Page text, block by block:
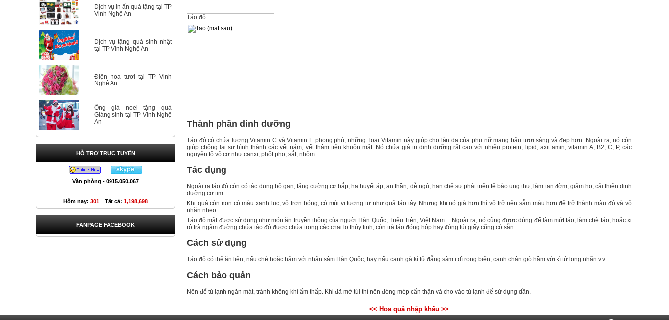
Dịch vụ in ấn quà tặng tại TP
Vinh Nghệ An
Dịch vụ tặng quà sinh nhật
tại TP Vinh Nghệ An
Điện hoa tươi tại TP Vinh
Nghệ An
Ông già noel tặng quà
Giáng sinh tại TP Vinh Nghệ
An
HỖ TRỢ TRỰC TUYẾN
Văn phòng - 0915.050.067
Hôm nay: 301 | Tất cả: 1,198,698
FANPAGE FACEBOOK
Táo đỏ
Thành phần dinh dưỡng
Táo đỏ có chứa lượng Vitamin C và Vitamin E phong phú, những loại Vitamin này giúp cho làn da của phụ nữ mang bầu tươi sáng và đẹp hơn. Ngoài ra, nó còn
giúp chống lại sự hình thành các vết nám, vết thâm trên khuôn mặt. Nó chứa giá trị dinh dưỡng rất cao với nhiều protein, lipid, axit amin, vitamin A, B2, C, P, các
nguyên tố vô cơ như canxi, phốt pho, sắt, nhôm…
Tác dụng
Ngoài ra táo đỏ còn có tác dụng bổ gan, tăng cường cơ bắp, hạ huyết áp, an thần, dễ ngủ, hạn chế sự phát triển tế bào ung thư, làm tan đờm, giảm ho, cải thiện dinh
dưỡng cơ tim…
Khi quả còn non có màu xanh lục, vỏ trơn bóng, có mùi vị tương tự như quả táo tây. Nhưng khi nó già hơn thì vỏ trở nên sẫm màu hơn để trở thành màu đỏ và vỏ
nhăn nheo.
Táo đỏ mật được sử dụng như món ăn truyền thống của người Hàn Quốc, Triều Tiên, Việt Nam… Ngoài ra, nó cũng được dùng để làm mứt táo, làm chè táo, hoặc xi
rô trà ngâm đường chứa táo đỏ được chứa trong các chai lọ thủy tinh, còn trà táo đóng hộp hay đóng túi giấy cũng có sẵn.
Cách sử dụng
Táo đỏ có thể ăn liền, nấu chè hoặc hầm với nhân sâm Hàn Quốc, hay nấu canh gà kì tử đẳng sâm i dĩ rong biển, canh chân giò hầm với kì tử long nhãn v.v…..
Cách bảo quản
Nên để tủ lạnh ngăn mát, tránh không khí ẩm thấp. Khi đã mở túi thì nên đóng mép cẩn thận và cho vào tủ lạnh để sử dụng dần.
<< Hoa quả nhập khẩu >>